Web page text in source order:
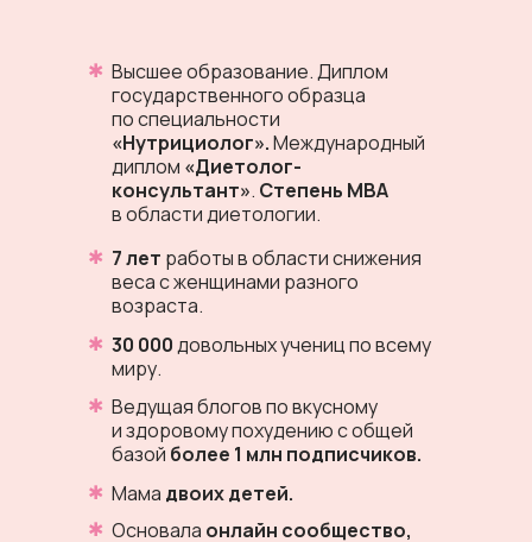
Высшее образование. Диплом
государственного образца
по специальности
«Нутрициолог».Международный
диплом «Диетолог-
консультант». Степень МВА
в области диетологии.
7 лет работы в области снижения
веса с женщинами разного
возраста.
30 000довольных учениц по всему
миру.
Ведущая блогов по вкусному
и здоровому похудению с общей
базой более 1 млн подписчиков.
Мама двоих детей.
Основала онлайн сообщество,
✱
✱
✱
✱
✱
✱